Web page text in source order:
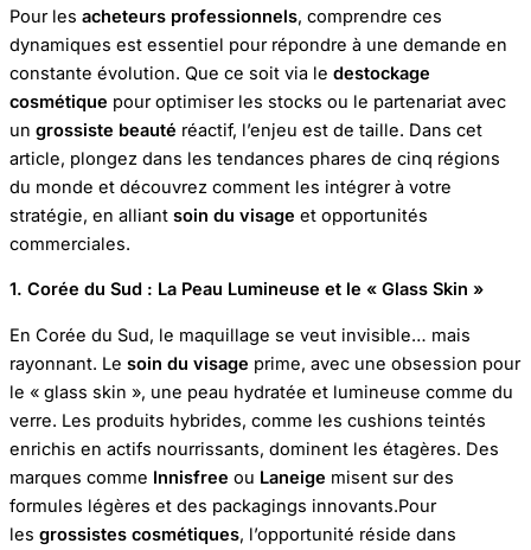
Pour les acheteurs professionnels, comprendre ces
dynamiques est essentiel pour répondre à une demande en
constante évolution. Que ce soit via le destockage
cosmétique pour optimiser les stocks ou le partenariat avec
un grossiste beauté réactif, l’enjeu est de taille. Dans cet
article, plongez dans les tendances phares de cinq régions
du monde et découvrez comment les intégrer à votre
stratégie, en alliant soin du visage et opportunités
commerciales.
1. Corée du Sud : La Peau Lumineuse et le « Glass Skin »
En Corée du Sud, le maquillage se veut invisible… mais
rayonnant. Le soin du visage prime, avec une obsession pour
le « glass skin », une peau hydratée et lumineuse comme du
verre. Les produits hybrides, comme les cushions teintés
enrichis en actifs nourrissants, dominent les étagères. Des
marques comme Innisfree ou Laneige misent sur des
formules légères et des packagings innovants.Pour
les grossistes cosmétiques, l’opportunité réside dans